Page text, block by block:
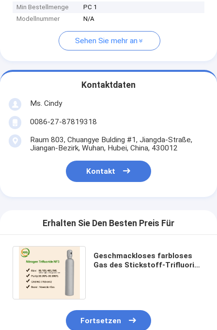
Min Bestellmenge
PC 1
Modellnummer
N/A
Sehen Sie mehr an
Kontaktdaten
Ms. Cindy
0086-27-87819318
Raum 803, Chuangye Bulding #1, Jiangda-Straße,
Jiangan-Bezirk, Wuhan, Hubei, China, 430012
Kontakt
Erhalten Sie Den Besten Preis Für
Geschmackloses farbloses
Gas des Stickstoff-Trifluorid-
Fortsetzen